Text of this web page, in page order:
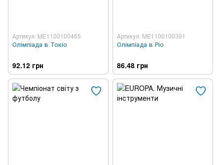
Артикул: ME1100100465
Олімпіада в Токіо
92.12 грн
Артикул: ME1100100391
Олімпіада в Ріо
86.48 грн